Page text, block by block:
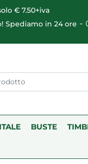
€ 7.50+iva
Spediamo in 24 ore -
BUSTE